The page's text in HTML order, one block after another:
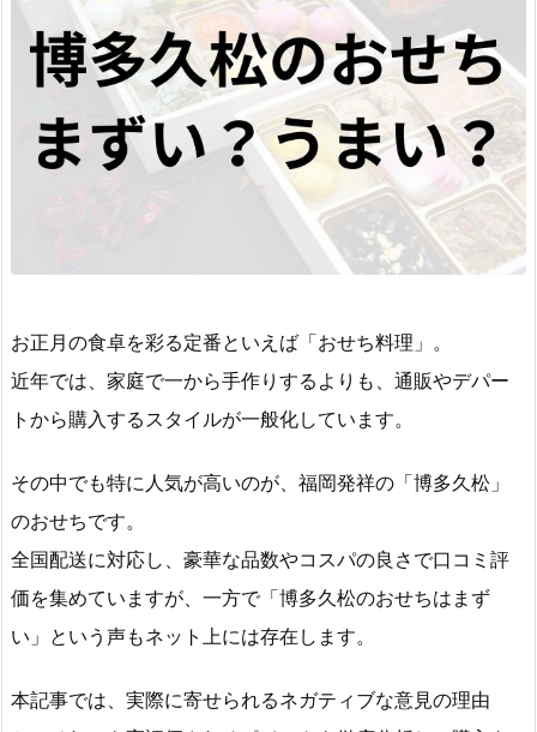
お正月の食卓を彩る定番といえば「おせち料理」。
近年では、家庭で一から手作りするよりも、通販やデパー
トから購入するスタイルが一般化しています。
その中でも特に人気が高いのが、福岡発祥の「博多久松」
のおせちです。
全国配送に対応し、豪華な品数やコスパの良さで口コミ評
価を集めていますが、一方で「博多久松のおせちはまず
い」という声もネット上には存在します。
本記事では、実際に寄せられるネガティブな意見の理由